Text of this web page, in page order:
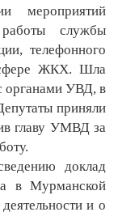
мероприятий
службы
телефонного
сфере ЖКХ. Шла
органами УВД, в
приняли
главу УМВД за
доклад
в Мурманской
и о